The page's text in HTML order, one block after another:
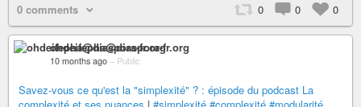
0 comments 0 0 0
ohdeifepha@diaspora-fr.org
10 months ago – Public
Savez-vous ce qu'est la "simplexité" ? : épisode du podcast La
complexité et ses nuances | #simplexité #complexité #modularité